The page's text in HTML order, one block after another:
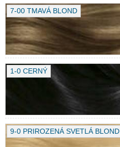
7-00 TMAVÁ BLOND
1-0 CERNÝ
9-0 PRIROZENÁ SVETLÁ BLOND